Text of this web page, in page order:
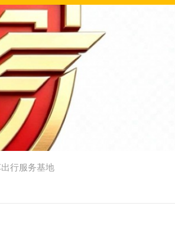
行服务基地